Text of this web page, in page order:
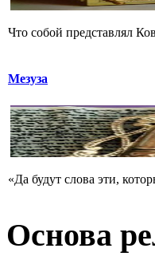
Что собой представлял
Мезуза
«Да будут слова эти,
Основа